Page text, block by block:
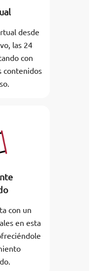
desde
las 24
con
contenidos
con un
en esta